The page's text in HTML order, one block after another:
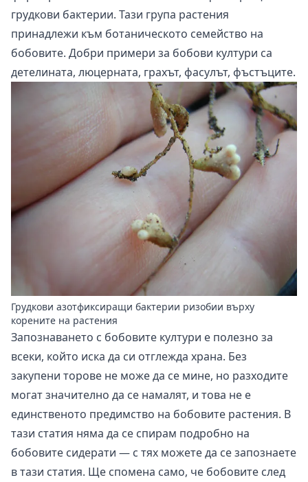
грудкови бактерии. Тази група растения
принадлежи към ботаническото семейство на
бобовите. Добри примери за бобови култури са
детелината, люцерната, грахът, фасулът, фъстъците.
Грудкови азотфиксиращи бактерии ризобии върху
корените на растения
Запознаването с бобовите култури е полезно за
всеки, който иска да си отглежда храна. Без
закупени торове не може да се мине, но разходите
могат значително да се намалят, и това не е
единственото предимство на бобовите растения. В
тази статия няма да се спирам подробно на
бобовите сидерати — с тях можете да се запознаете
втази статия. Ще спомена само, че бобовите след